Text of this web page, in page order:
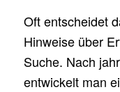
Oft entscheidet
Hinweise über
Suche. Nach
entwickelt man